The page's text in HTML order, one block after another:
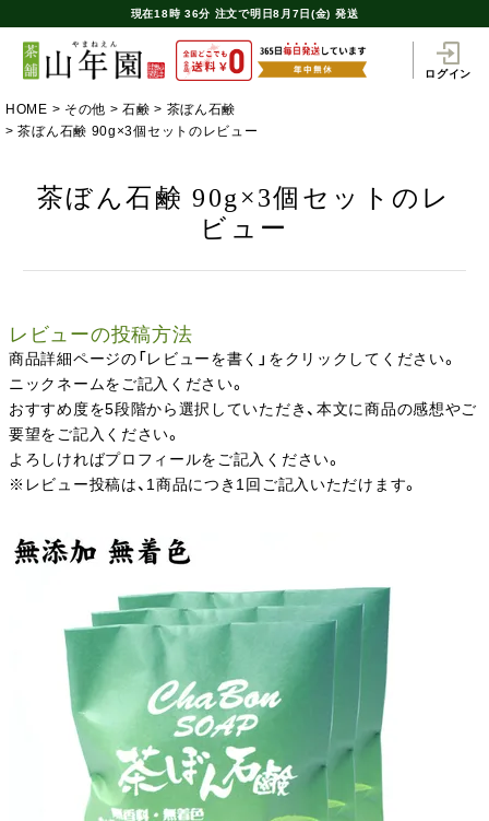
現在18時 36分 注文で明日8月7日(金) 発送
ログイン
HOME その他 石鹸
茶ぼん石鹸
茶ぼん石鹸 90g×3個セットのレビュー
茶ぼん石鹸 90g×3個セットのレ
ビュー
レビューの投稿方法
商品詳細ページの「レビューを書く」をクリックしてください。
ニックネームをご記入ください。
おすすめ度を5段階から選択していただき、本文に商品の感想やご
要望をご記入ください。
よろしければプロフィールをご記入ください。
※レビュー投稿は、1商品につき1回ご記入いただけます。